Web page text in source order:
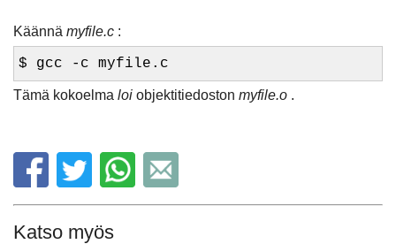
Käännä myfile.c :
$ gcc -c myfile.c
Tämä kokoelma loi objektitiedoston myfile.o .
Katso myös